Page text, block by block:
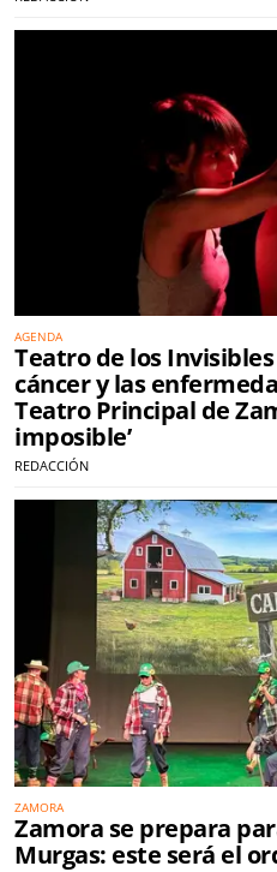
AGENDA
Teatro de los
cáncer y las
Teatro Principal de
imposible’
REDACCIÓN
ZAMORA
Zamora se prepara
Murgas: este será el